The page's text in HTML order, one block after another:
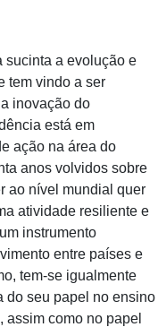
sucinta a evolução e
tem vindo a ser
inovação do
está em
ação na área do
anos volvidos sobre
ao nível mundial quer
atividade resiliente e
instrumento
entre países e
tem-se igualmente
do seu papel no ensino
como no papel